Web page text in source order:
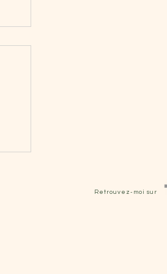
Retrouvez-moi sur